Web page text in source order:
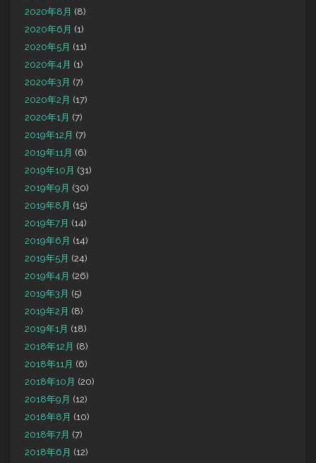
2020年8月 (8)
2020年6月 (1)
2020年5月 (11)
2020年4月 (1)
2020年3月 (7)
2020年2月 (17)
2020年1月 (7)
2019年12月 (7)
2019年11月 (6)
2019年10月 (31)
2019年9月 (30)
2019年8月 (15)
2019年7月 (14)
2019年6月 (14)
2019年5月 (24)
2019年4月 (26)
2019年3月 (5)
2019年2月 (8)
2019年1月 (18)
2018年12月 (8)
2018年11月 (6)
2018年10月 (20)
2018年9月 (12)
2018年8月 (10)
2018年7月 (7)
2018年6月 (12)